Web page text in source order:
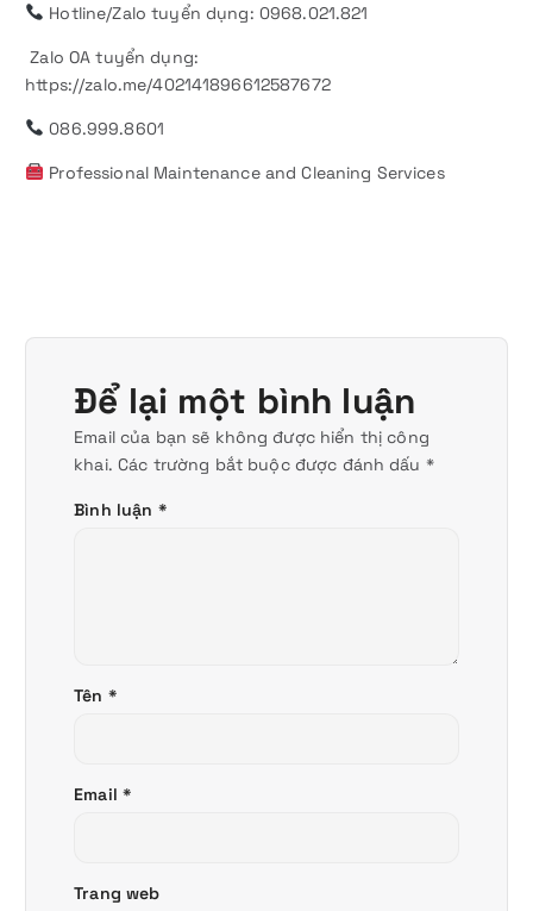
Hotline/Zalo tuyển dụng: 0968.021.821
Zalo OA tuyển dụng:
https://zalo.me/402141896612587672
086.999.8601
Professional Maintenance and Cleaning Services
Để lại một bình luận
Email của bạn sẽ không được hiển thị công
khai. Các trường bắt buộc được đánh dấu *
Bình luận *
Tên *
Email *
Trang web